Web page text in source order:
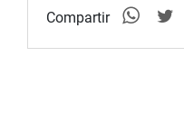
Compartir